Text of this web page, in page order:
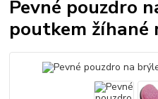
Pevné pouzdro
poutkem žíhané